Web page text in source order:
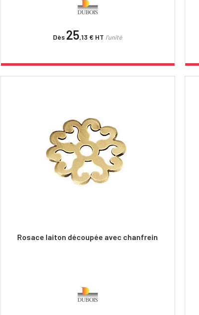
Dès 25,13 € HT l'unité
Rosace laiton découpée avec chanfrein